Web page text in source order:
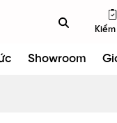
Showroom